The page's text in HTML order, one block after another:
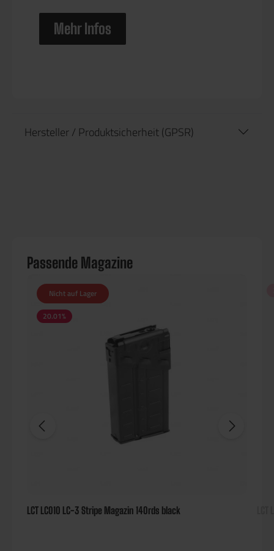
Mehr Infos
Hersteller / Produktsicherheit (GPSR)
Passende Magazine
Nicht auf Lager
20.01%
LCT LC010 LC-3 Stripe Magazin 140rds black